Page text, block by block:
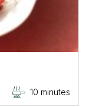
10 minutes